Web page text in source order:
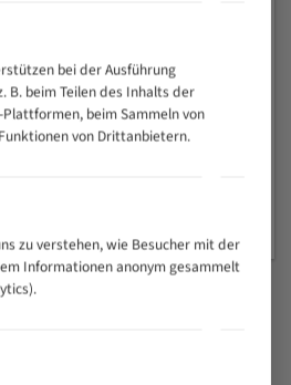
ab 7,50 €
von renommierten Herstellern
bei der Ausführung
B. beim Teilen des Inhalts der
beim Sammeln von
von Drittanbietern.
zu verstehen, wie Besucher mit der
Informationen anonym gesammelt